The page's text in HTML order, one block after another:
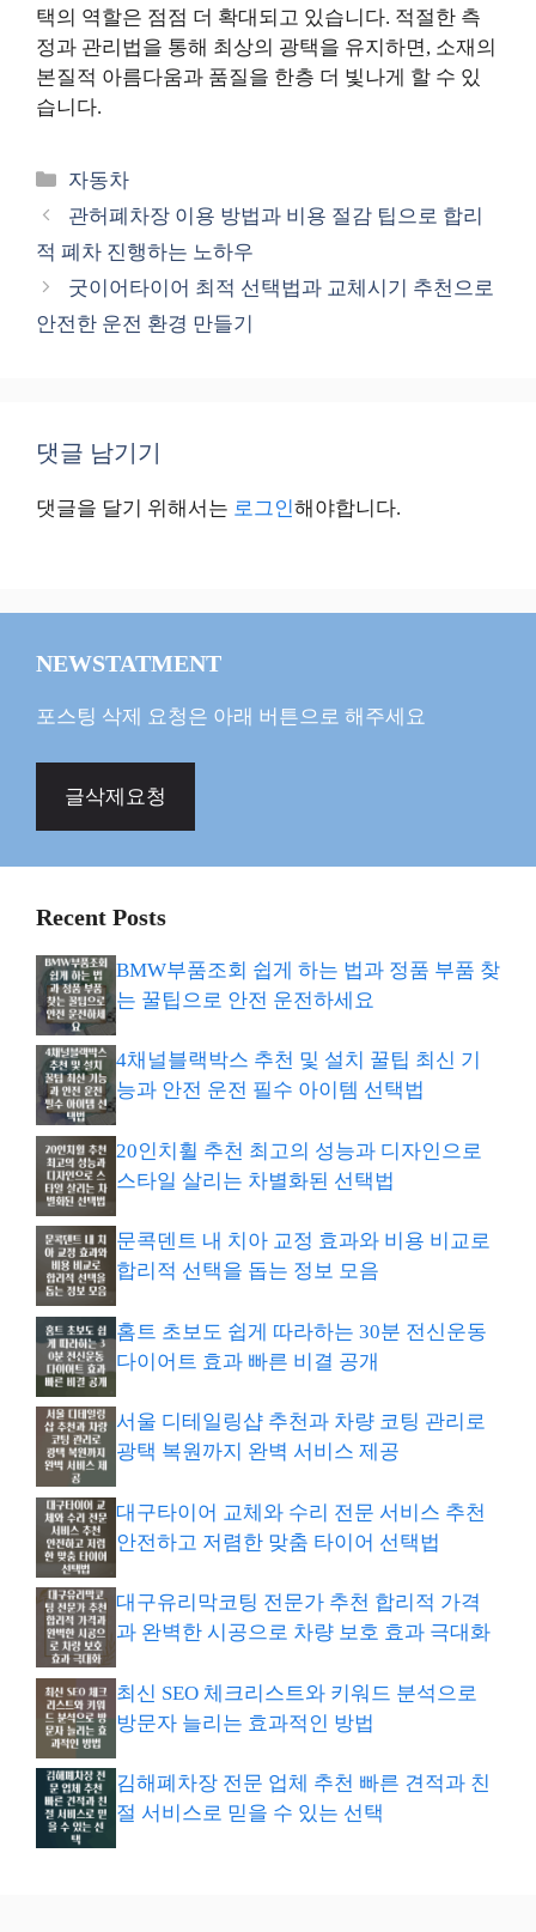
택의 역할은 점점 더 확대되고 있습니다. 적절한 측
정과 관리법을 통해 최상의 광택을 유지하면, 소재의
본질적 아름다움과 품질을 한층 더 빛나게 할 수 있
습니다.
카
테
리
자동차
관허폐차장 이용 방법과 비용 절감 팁으로 합리
적 폐차 진행하는 노하우
굿이어타이어 최적 선택법과 교체시기 추천으로
안전한 운전 환경 만들기
댓글 남기기
댓글을 달기 위해서는 로그인해야합니다.
NEWSTATMENT
포스팅 삭제 요청은 아래 버튼으로 해주세요
글삭제요청
Recent Posts
BMW부품조회 쉽게 하는 법과 정품 부품 찾
는 꿀팁으로 안전 운전하세요
4채널블랙박스 추천 및 설치 꿀팁 최신 기
능과 안전 운전 필수 아이템 선택법
20인치휠 추천 최고의 성능과 디자인으로
스타일 살리는 차별화된 선택법
문콕덴트 내 치아 교정 효과와 비용 비교로
합리적 선택을 돕는 정보 모음
홈트 초보도 쉽게 따라하는 30분 전신운동
다이어트 효과 빠른 비결 공개
서울 디테일링샵 추천과 차량 코팅 관리로
광택 복원까지 완벽 서비스 제공
대구타이어 교체와 수리 전문 서비스 추천
안전하고 저렴한 맞춤 타이어 선택법
대구유리막코팅 전문가 추천 합리적 가격
과 완벽한 시공으로 차량 보호 효과 극대화
최신 SEO 체크리스트와 키워드 분석으로
방문자 늘리는 효과적인 방법
김해폐차장 전문 업체 추천 빠른 견적과 친
절 서비스로 믿을 수 있는 선택